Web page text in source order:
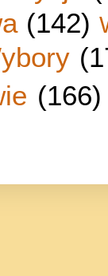
(142)
(166)